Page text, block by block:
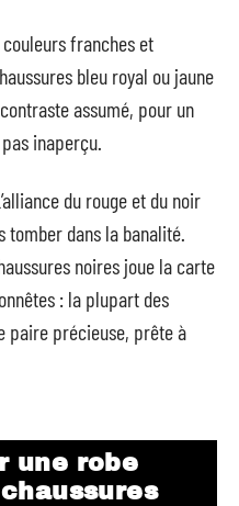
franches et
bleu royal ou jaune
assumé, pour un
inaperçu.
du rouge et du noir
dans la banalité.
noires joue la carte
: la plupart des
paire précieuse, prête à
une robe